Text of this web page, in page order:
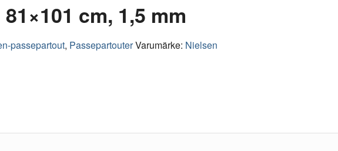
cm, 1,5 mm
passepartout, PassepartouterVarumärke: Nielsen